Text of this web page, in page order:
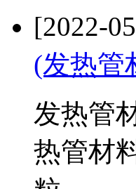
[2022-
(发热管
发热管
热管材